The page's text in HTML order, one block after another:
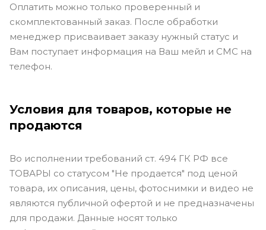
Оплатить можно только проверенный и
скомплектованный заказ. После обработки
менеджер присваивает заказу нужный статус и
Вам поступает информация на Ваш мейл и СМС на
телефон.
Условия для товаров, которые не
продаются
Во исполнении требований ст. 494 ГК РФ все
ТОВАРЫ со статусом "Не продается" под ценой
товара, их описания, цены, фотоснимки и видео не
являются публичной офертой и не предназначены
для продажи. Данные носят только